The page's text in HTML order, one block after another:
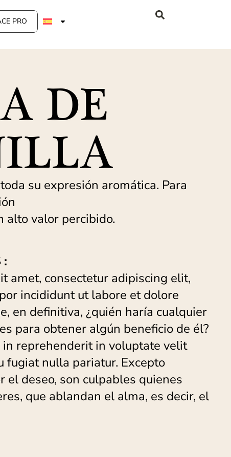
PRO
DE
su expresión aromática. Para
alto valor percibido.
:
amet, consectetur adipiscing elit,
incididunt ut labore et dolore
en definitiva, ¿quién haría cualquier
para obtener algún beneficio de él?
reprehenderit in voluptate velit
fugiat nulla pariatur. Excepto
el deseo, son culpables quienes
que ablandan el alma, es decir, el